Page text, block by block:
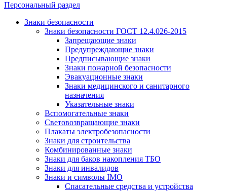
Персональный раздел
Знаки безопасности
Знаки безопасности ГОСТ 12.4.026-2015
Запрещающие знаки
Предупреждающие знаки
Предписывающие знаки
Знаки пожарной безопасности
Эвакуационные знаки
Знаки медицинского и санитарного
назначения
Указательные знаки
Вспомогательные знаки
Световозвращающие знаки
Плакаты электробезопасности
Знаки для строительства
Комбинированные знаки
Знаки для баков накопления ТБО
Знаки для инвалидов
Знаки и символы IMO
Спасательные средства и устройства